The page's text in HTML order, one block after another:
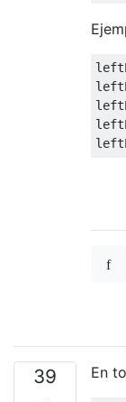
39 En